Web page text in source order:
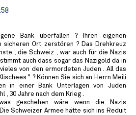
Bank überfallen ? Ihren eigenen
sicheren Ort zerstören ? Das Drehkreuz
, die Schweiz , war auch für die Nazis
auch dass sogar das Nazigold da in
von den ermordeten Juden . All das
" ? Können Sie sich an Herrn Meili
in einer Bank Unterlagen von Juden
, 30 Jahre nach dem Krieg .
geschehen wäre wenn die Nazis
Schweizer Armee hätte sich ins Reduit